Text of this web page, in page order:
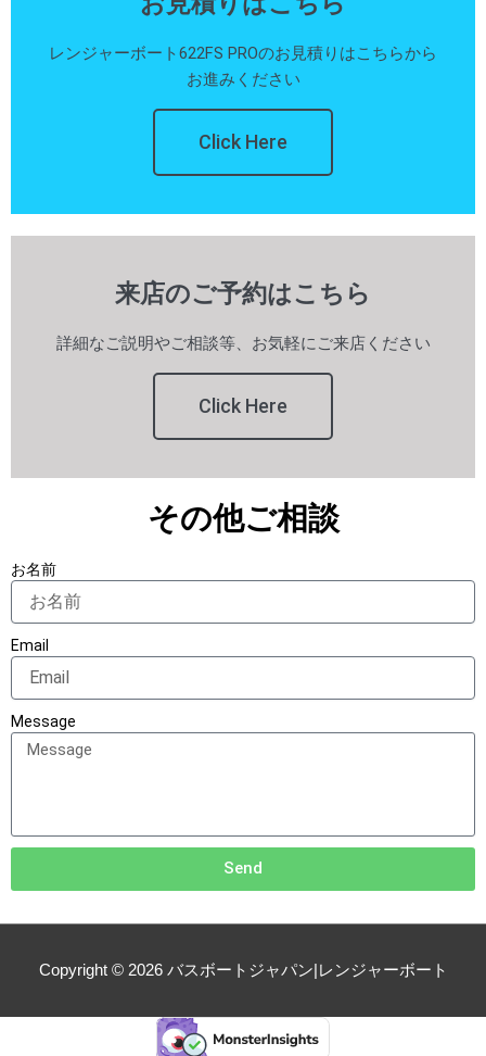
レンジャーボート622FS PROのお見積りはこちらから
お進みください
Click Here
来店のご予約はこちら
詳細なご説明やご相談等、お気軽にご来店ください
Click Here
その他ご相談
お名前
Email
Message
Send
Copyright © 2026 バスボートジャパン|レンジャーボート